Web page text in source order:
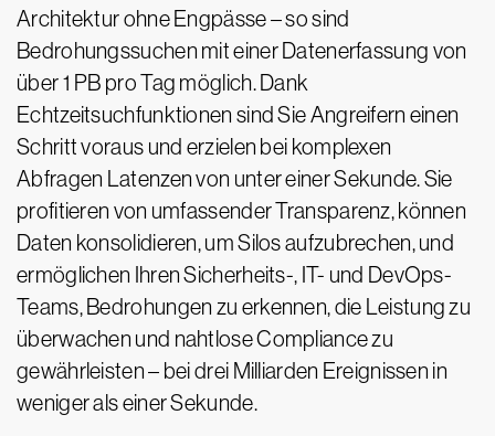
Architektur ohne Engpässe – so sind
Bedrohungssuchen mit einer Datenerfassung von
über 1 PB pro Tag möglich. Dank
Echtzeitsuchfunktionen sind Sie Angreifern einen
Schritt voraus und erzielen bei komplexen
Abfragen Latenzen von unter einer Sekunde. Sie
profitieren von umfassender Transparenz, können
Daten konsolidieren, um Silos aufzubrechen, und
ermöglichen Ihren Sicherheits-, IT- und DevOps-
Teams, Bedrohungen zu erkennen, die Leistung zu
überwachen und nahtlose Compliance zu
gewährleisten – bei drei Milliarden Ereignissen in
weniger als einer Sekunde.